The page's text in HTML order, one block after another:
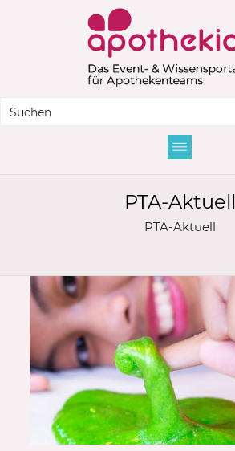
PTA-Aktuell
PTA-Aktuell